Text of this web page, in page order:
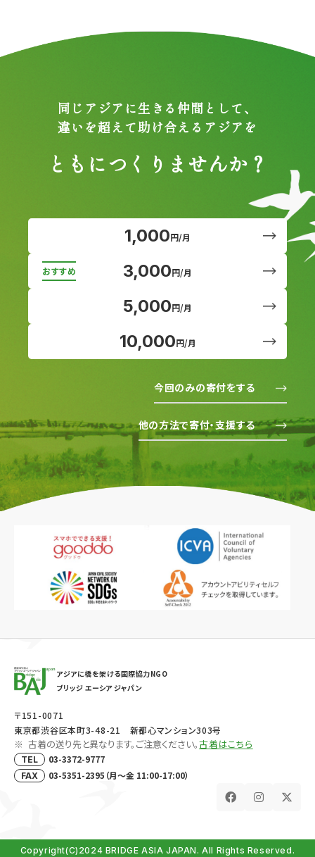
同じアジアに生きる仲間として、
違いを超えて助け合えるアジアを
ともにつくりませんか？
1,000円/月
3,000円/月
5,000円/月
10,000円/月
今回のみの寄付をする
他の方法で寄付・支援する
アジアに橋を架ける国際協力NGO
ブリッジ エーシア ジャパン
〒151-0071
東京都渋谷区本町3-48-21 新都心マンション303号
古着の送り先と異なります。ご注意ください。古着はこちら
TEL 03-3372-9777
FAX 03-5351-2395（月～金 11:00-17:00）
Copyright(C)2024 BRIDGE ASIA JAPAN. All Rights Reserved.